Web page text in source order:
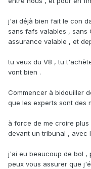
j'ai déjà bien fait le con
sans fafs valables , sans
assurance valable , et
tu veux du V8 , tu
vont bien .
Commencer à bidouiller
que les experts sont des
à force de me croire
devant un tribunal , avec
j'ai eu beaucoup de bol ,
peux vous assurer que